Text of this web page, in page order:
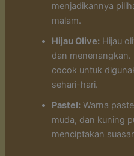
menjadikannya
malam.
Hijau Olive: Hijau
dan
cocok untuk
sehari-hari.
Pastel: Warna
muda, dan kuning
menciptakan